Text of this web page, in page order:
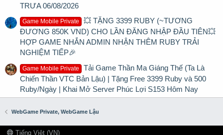
TRƯA 06/08/2026
Game Mobile Private
💥 TẶNG 3399 RUBY (~TƯƠNG
ĐƯƠNG 850K VND) CHO LẦN ĐĂNG NHẬP ĐẦU TIÊN💥
HỢP GAME NHẮN ADMIN NHẬN THÊM RUBY TRẢI
NGHIỆM TIẾP🎉
Game Mobile Private
Tải Game Thần Ma Giáng Thế (Ta Là
Chiến Thần VTC Bản Lậu) | Tặng Free 3399 Ruby và 500
Ruby/Ngày | Khai Mở Server Phúc Lợi S153 Hôm Nay
WebGame Private, WebGame Lậu
Tiếng Việt (VN)